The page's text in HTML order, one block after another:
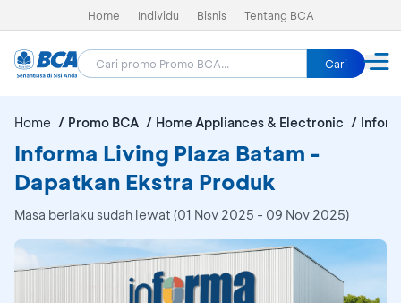
Home Individu Bisnis Tentang BCA
Cari
Home Promo BCA Home Appliances & Electronic
Informa Living Plaza Batam -
Dapatkan Ekstra Produk
Masa berlaku sudah lewat (01 Nov 2025 - 09 Nov 2025)